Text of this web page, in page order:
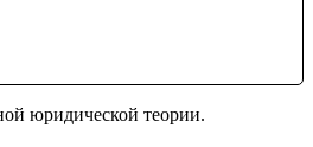
юридической теории.